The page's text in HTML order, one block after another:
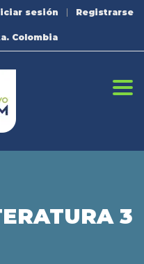
sesión Registrarse
Colombia
3